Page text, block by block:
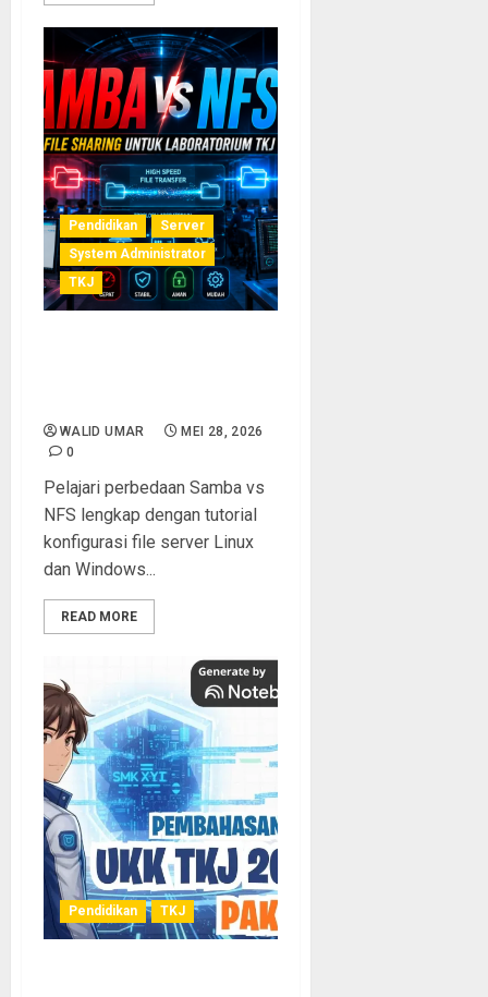
Pendidikan
Server
System Administrator
TKJ
WALID UMAR
MEI 28, 2026
0
Pelajari perbedaan Samba vs
NFS lengkap dengan tutorial
konfigurasi file server Linux
dan Windows...
READ MORE
Pendidikan TKJ